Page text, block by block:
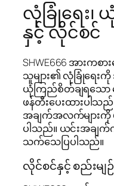
လုံခြုံရေး၊
နှင့် လိုင်စင်
SHWE666 အားကစ
သူများ၏ လုံခြုံရေး
ယုံကြည်စိတ်ချရသော
ဖန်တီးပေးထားပါသ
အချက်အလက်များကို ပွ
ပါသည်။ ယင်းအချ
သက်သေပြပါသည်။
လိုင်စင်နှင့် စည်းမျဉ်